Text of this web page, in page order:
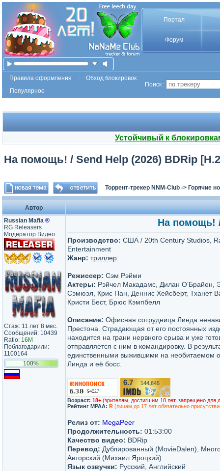
Портал
Форум
Правила оформления
Обход блокировок
Популярное
Поиск :
Устойчивый к
На помощь! / Send Help (2026) BDRip
Торрент-трекер NNM-Club -> Горячие
Автор
Russian Mafia ®
RG Releasers
Модератор Видео
Стаж: 11 лет 8 мес.
Сообщений: 10439
Ratio: 16M
Поблагодарили:
1100164
100%
На помощь! /
Производство: США / 20th Century Studios,
Entertainment
Жанр: триллер
Режиссер: Сэм Рэйми
Актеры: Рэйчел Макадамс, Дилан О’Брайен,
Сэмюэл, Крис Пан, Деннис Хейсберт, Тханет
Кристи Бест, Брюс Кэмпбелл
Описание: Офисная сотрудница Линда
Престона. Страдающая от его постоянных
находится на грани нервного срыва и уже
отправляется с ним в командировку. В
единственными выжившими на необитаемом
Линда и её босс.
6.7 144,845
Возраст: 18+ (зрителям, достигшим 18 лет. запрещено для
Рейтинг MPAA: R (лицам до 17 лет обязательно
Релиз от: MegaPeer
Продолжительность: 01:53:00
Качество видео: BDRip
Перевод: Дублированный (MovieDalen),
Авторский (Михаил Яроцкий)
Язык озвучки: Русский, Английский